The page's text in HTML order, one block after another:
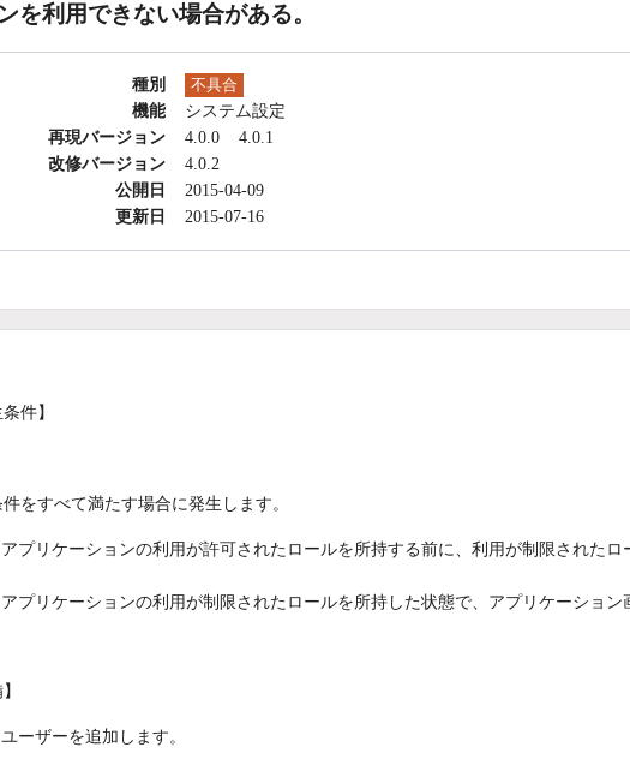
を利用できない場合がある。
種別 不具合
機能
システム設定
再現バージョン
4.0.0
4.0.1
改修バージョン
4.0.2
公開日
2015-04-09
更新日
2015-07-16
件】
をすべて満たす場合に発生します。
アプリケーションの利用が許可されたロールを所持する前に、利用が制限されたロ
アプリケーションの利用が制限されたロールを所持した状態で、アプリケーション
ユーザーを追加します。